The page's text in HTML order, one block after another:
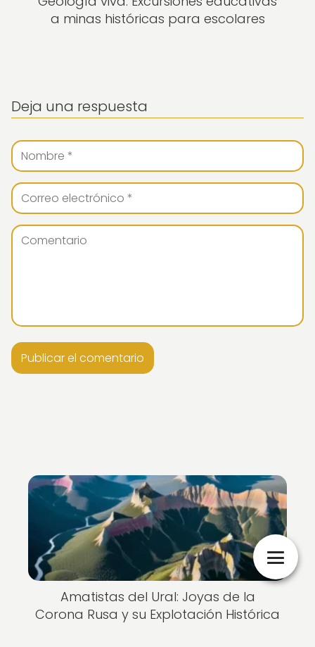
a minas históricas para escolares
Deja una respuesta
Nuevo
Amatistas del Ural: Joyas de la
Corona Rusa y su Explotación Histórica